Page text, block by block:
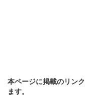
本ページに掲載のリン
ます。